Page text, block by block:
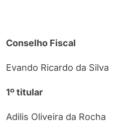
Conselho Fiscal
Evando Ricardo da Silva
1º titular
Adilis Oliveira da Rocha